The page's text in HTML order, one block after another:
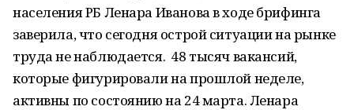
населения РБ Ленара Иванова в ходе брифинга
заверила, что сегодня острой ситуации на рынке
труда не наблюдается. 48 тысяч вакансий,
которые фигурировали на прошлой неделе,
активны по состоянию на 24 марта. Ленара